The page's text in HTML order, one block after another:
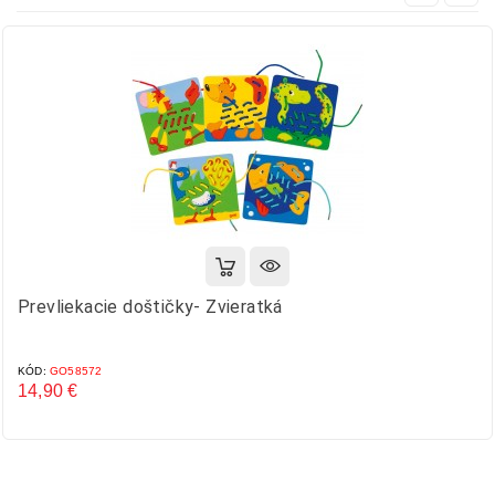
Prevliekacie doštičky- Zvieratká
KÓD: GO58572
14,90 €